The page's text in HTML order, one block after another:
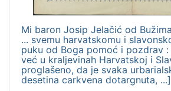
Mi baron Josip Jelačić od
... svemu harvatskomu i
puku od Boga pomoć i pozdrav
već u kraljevinah Harvatskoj i
proglašeno, da je svaka
desetina carkvena dotargnuta, ...]